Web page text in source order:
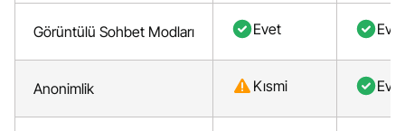
Görüntülü Sohbet Modları Evet Evet
Anonimlik Kısmi Evet